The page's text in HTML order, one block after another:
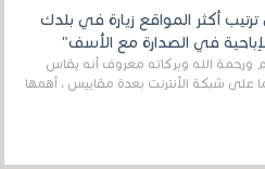
أكثر المواقع زيارة في بلدك
في الصدارة مع الأسف"
ورحمة الله وبركاته معروف أنه يقاس
على شبكة الأنترنت بعدة مقاييس ، أهمها